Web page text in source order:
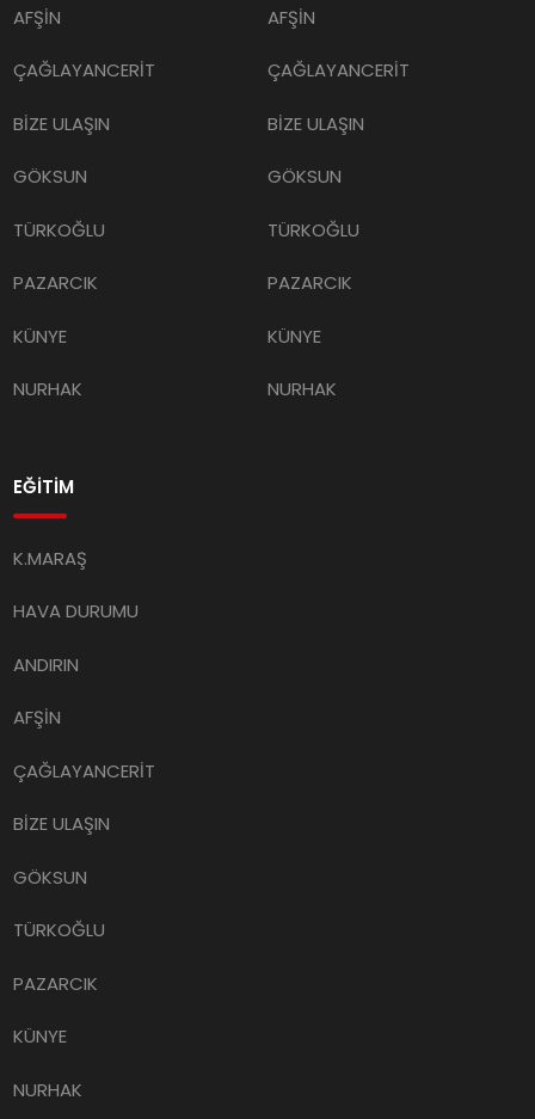
AFŞİN
ÇAĞLAYANCERİT
BİZE ULAŞIN
GÖKSUN
TÜRKOĞLU
PAZARCIK
KÜNYE
NURHAK
AFŞİN
ÇAĞLAYANCERİT
BİZE ULAŞIN
GÖKSUN
TÜRKOĞLU
PAZARCIK
KÜNYE
NURHAK
EĞİTİM
K.MARAŞ
HAVA DURUMU
ANDIRIN
AFŞİN
ÇAĞLAYANCERİT
BİZE ULAŞIN
GÖKSUN
TÜRKOĞLU
PAZARCIK
KÜNYE
NURHAK